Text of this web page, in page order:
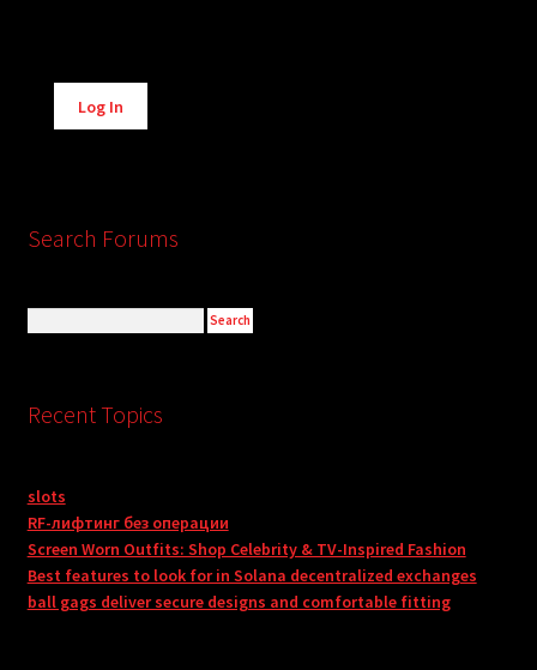
Alternative:
Log In
Search Forums
Recent Topics
slots
RF-лифтинг без операции
Screen Worn Outfits: Shop Celebrity & TV-Inspired Fashion
Best features to look for in Solana decentralized exchanges
ball gags deliver secure designs and comfortable fitting